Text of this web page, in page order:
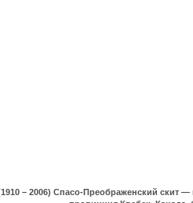
– 2006) Спасо-Преображенский